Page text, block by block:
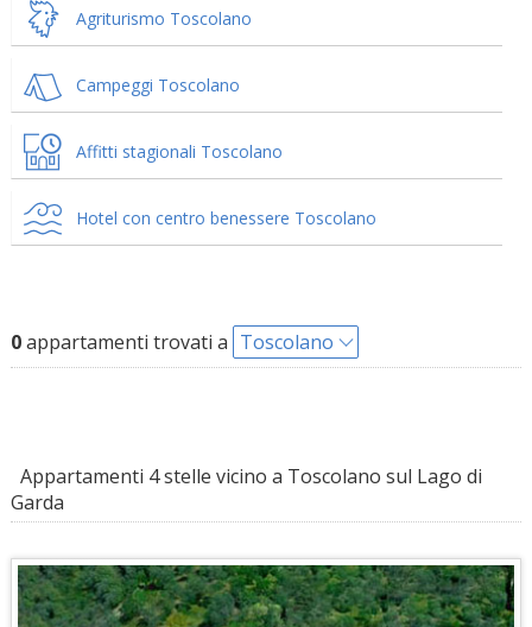
Agriturismo Toscolano
Campeggi Toscolano
Affitti stagionali Toscolano
Hotel con centro benessere Toscolano
0appartamenti trovati a Toscolano
Appartamenti 4 stelle vicino a Toscolano sul Lago di
Garda